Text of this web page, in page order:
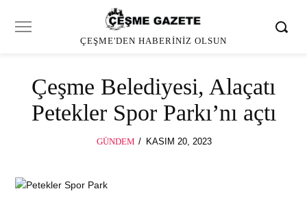
ÇEŞME'DEN HABERINIZ OLSUN
Çeşme Belediyesi, Alaçatı
Petekler Spor Parkı’nı açtı
GÜNDEM
POSTED
KASIM 20, 2023